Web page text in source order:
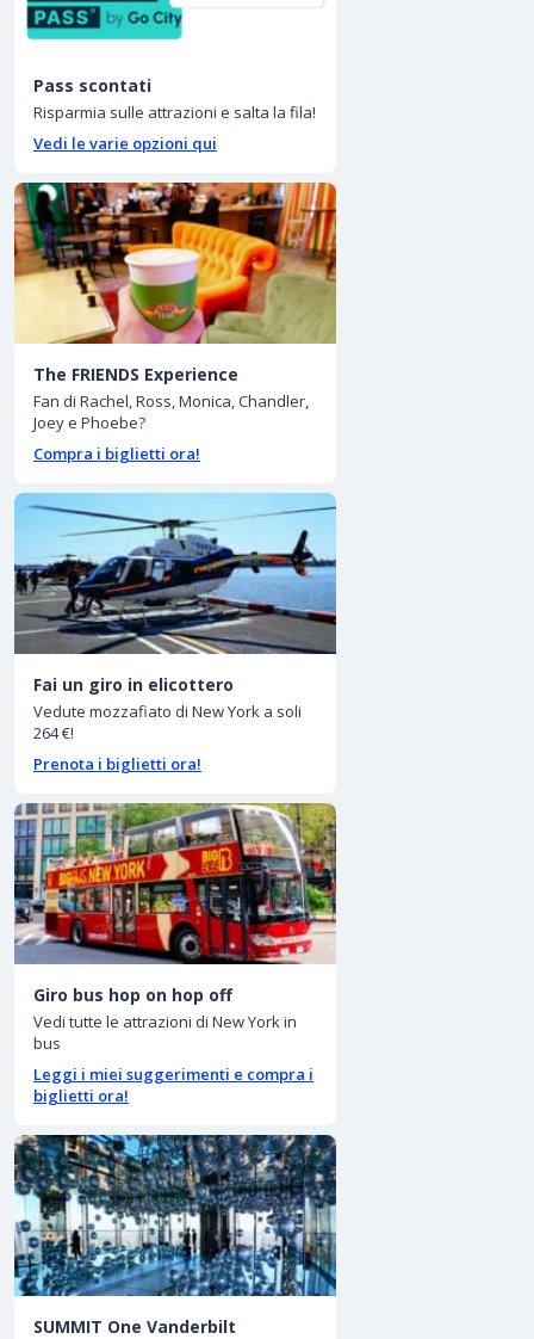
Pass scontati
Risparmia sulle attrazioni e salta la fila!
Vedi le varie opzioni qui
The FRIENDS Experience
Fan di Rachel, Ross, Monica, Chandler,
Joey e Phoebe?
Compra i biglietti ora!
Fai un giro in elicottero
Vedute mozzafiato di New York a soli
264 €!
Prenota i biglietti ora!
Giro bus hop on hop off
Vedi tutte le attrazioni di New York in
bus
Leggi i miei suggerimenti e compra i
biglietti ora!
SUMMIT One Vanderbilt